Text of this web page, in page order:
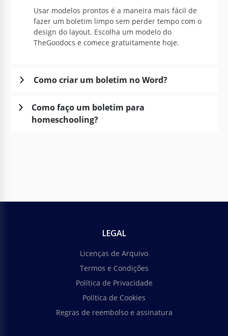
Usar modelos prontos é a maneira mais fácil de
fazer um boletim limpo sem perder tempo com o
design do layout. Escolha um modelo do
TheGoodocs e comece gratuitamente hoje.
Como criar um boletim no Word?
Como faço um boletim para
homeschooling?
LEGAL
Licenças de Arquivo
Termos e Condições
Política de Privacidade
Política de Cookies
Regras de reembolso e assinatura